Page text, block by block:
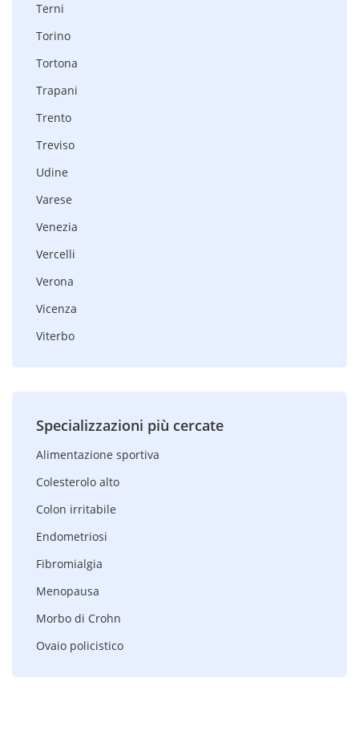
Terni
Torino
Tortona
Trapani
Trento
Treviso
Udine
Varese
Venezia
Vercelli
Verona
Vicenza
Viterbo
Specializzazioni più cercate
Alimentazione sportiva
Colesterolo alto
Colon irritabile
Endometriosi
Fibromialgia
Menopausa
Morbo di Crohn
Ovaio policistico